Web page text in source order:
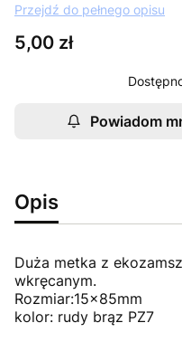
Przejdź do pełnego opisu
Cena
5,00 zł
Powiadom
Opis
Duża metka z
wkręcanym.
Rozmiar:15x85mm
kolor: rudy brąz PZ7